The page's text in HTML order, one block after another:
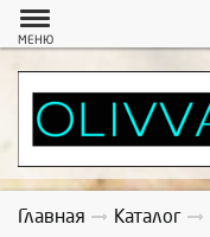
МЕНЮ
Главная Каталог